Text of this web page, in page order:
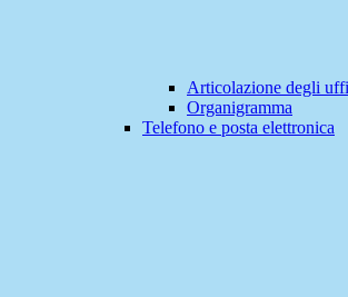
Articolazione degli
Organigramma
Telefono e posta elettronica